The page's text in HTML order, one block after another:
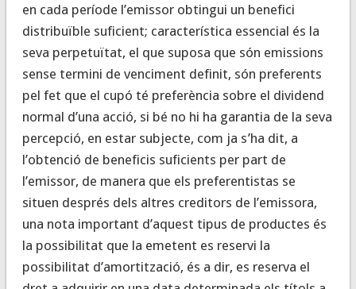
en cada període l’emissor obtingui un benefici
distribuïble suficient; característica essencial és la
seva perpetuïtat, el que suposa que són emissions
sense termini de venciment definit, són preferents
pel fet que el cupó té preferència sobre el dividend
normal d’una acció, si bé no hi ha garantia de la seva
percepció, en estar subjecte, com ja s’ha dit, a
l’obtenció de beneficis suficients per part de
l’emissor, de manera que els preferentistas se
situen després dels altres creditors de l’emissora,
una nota important d’aquest tipus de productes és
la possibilitat que la emetent es reservi la
possibilitat d’amortització, és a dir, es reserva el